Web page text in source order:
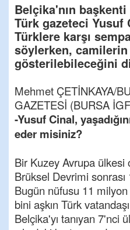
Belçika'nın
Türk gazeteci Yusuf
Türklere karşı
söylerken,
gösterilebileceğini
Mehmet ÇETİNKAYA/
GAZETESİ (BURSA
-Yusuf Cinal,
eder misiniz?
Bir Kuzey Avrupa ülkesi
Brüksel Devrimi sonrası
Bugün nüfusu 11
bini aşkın Türk
Belçika'yı tanıyan 7'nci